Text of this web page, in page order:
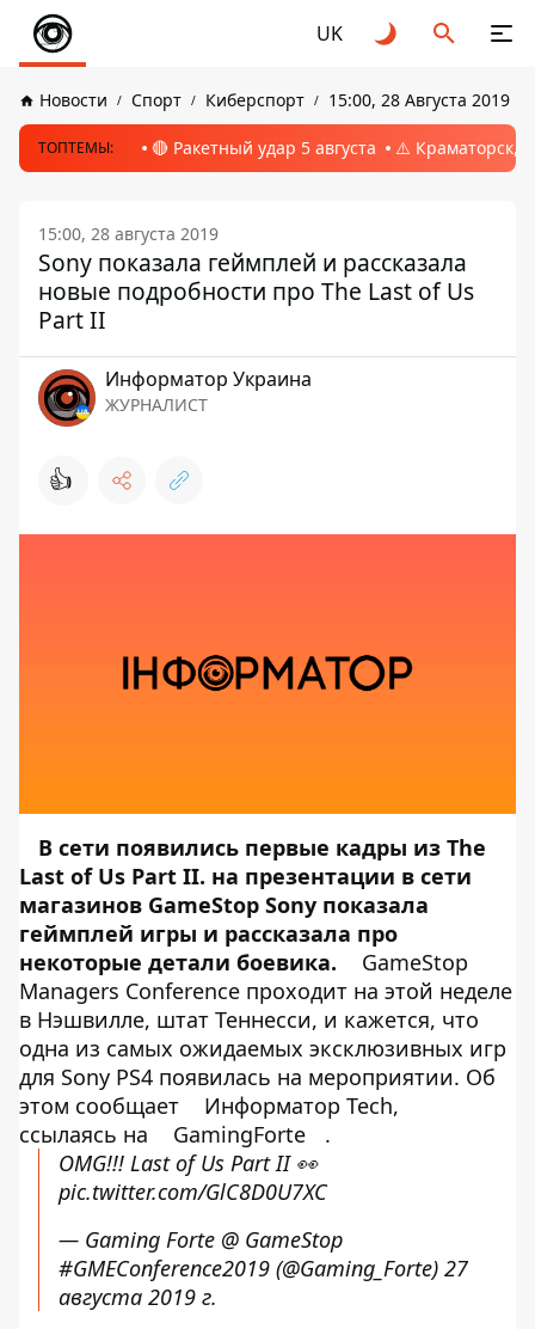
UK
Новости Спорт Киберспорт 15:00, 28 Августа 2019
ТОПТЕМЫ: 🔴 Ракетный удар 5 августа ⚠️ Краматорск,
15:00, 28 августа 2019
Sony показала геймплей и рассказала
новые подробности про The Last of Us
Part II
Информатор Украина
ЖУРНАЛИСТ
👍
В сети появились первые кадры из The
Last of Us Part II. на презентации в сети
магазинов GameStop Sony показала
геймплей игры и рассказала про
некоторые детали боевика.
GameStop
Managers Conference проходит на этой неделе
в Нэшвилле, штат Теннесси, и кажется, что
одна из самых ожидаемых эксклюзивных игр
для Sony PS4 появилась на мероприятии. Об
этом сообщает
Информатор Tech,
ссылаясь на
GamingForte
.
OMG!!! Last of Us Part II 👀
pic.twitter.com/GlC8D0U7XC
— Gaming Forte @ GameStop
#GMEConference2019 (@Gaming_Forte) 27
августа 2019 г.